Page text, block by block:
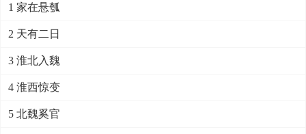
1 家在悬瓠
2 天有二日
3 淮北入魏
4 淮西惊变
5 北魏奚官